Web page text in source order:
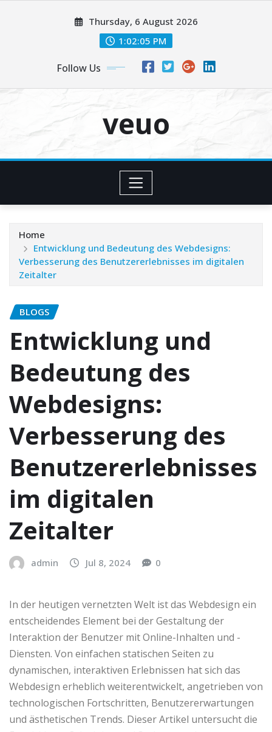
Thursday, 6 August 2026
1:02:06 PM
Follow Us
veuo
Home
Entwicklung und Bedeutung des Webdesigns:
Verbesserung des Benutzererlebnisses im digitalen
Zeitalter
BLOGS
Entwicklung und
Bedeutung des
Webdesigns:
Verbesserung des
Benutzererlebnisses
im digitalen
Zeitalter
admin Jul 8, 2024 0
In der heutigen vernetzten Welt ist das Webdesign ein
entscheidendes Element bei der Gestaltung der
Interaktion der Benutzer mit Online-Inhalten und -
Diensten. Von einfachen statischen Seiten zu
dynamischen, interaktiven Erlebnissen hat sich das
Webdesign erheblich weiterentwickelt, angetrieben von
technologischen Fortschritten, Benutzererwartungen
und ästhetischen Trends. Dieser Artikel untersucht die